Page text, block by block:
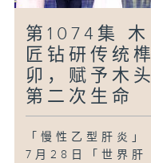
第1074集 木
匠钻研传统榫
卯，赋予木头
第二次生命
「慢性乙型肝炎」
7月28日「世界肝